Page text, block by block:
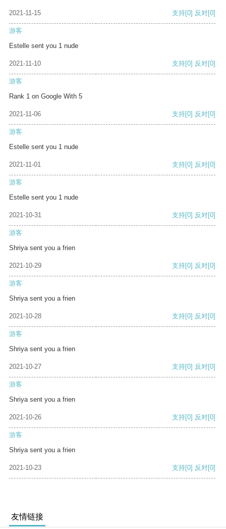
2021-11-15 支持[0] 反对[0]
游客
Estelle sent you 1 nude
2021-11-10 支持[0] 反对[0]
游客
Rank 1 on Google With 5
2021-11-06 支持[0] 反对[0]
游客
Estelle sent you 1 nude
2021-11-01 支持[0] 反对[0]
游客
Estelle sent you 1 nude
2021-10-31 支持[0] 反对[0]
游客
Shriya sent you a frien
2021-10-29 支持[0] 反对[0]
游客
Shriya sent you a frien
2021-10-28 支持[0] 反对[0]
游客
Shriya sent you a frien
2021-10-27 支持[0] 反对[0]
游客
Shriya sent you a frien
2021-10-26 支持[0] 反对[0]
游客
Shriya sent you a frien
2021-10-23 支持[0] 反对[0]
友情链接